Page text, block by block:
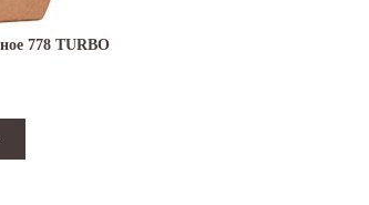
778 TURBO